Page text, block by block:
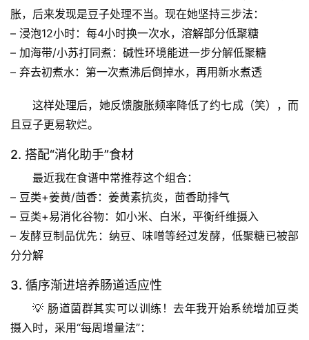
首
页
列
胀，后来发现是豆子处理不当。现在她坚持三步法：
– 浸泡12小时：每4小时换一次水，溶解部分低聚糖
– 加海带/小苏打同煮：碱性环境能进一步分解低聚糖
– 弃去初煮水：第一次煮沸后倒掉水，再用新水煮透
这样处理后，她反馈腹胀频率降低了约七成（笑），而
且豆子更易软烂。
2. 搭配“消化助手”食材
最近我在食谱中常推荐这个组合：
– 豆类+姜黄/茴香：姜黄素抗炎，茴香助排气
– 豆类+易消化谷物：如小米、白米，平衡纤维摄入
– 发酵豆制品优先 ：纳豆、味噌等经过发酵，低聚糖已被部
分分解
3. 循序渐进培养肠道适应性
💡 肠道菌群其实可以训练！去年我开始系统增加豆类
摄入时，采用“每周增量法”：